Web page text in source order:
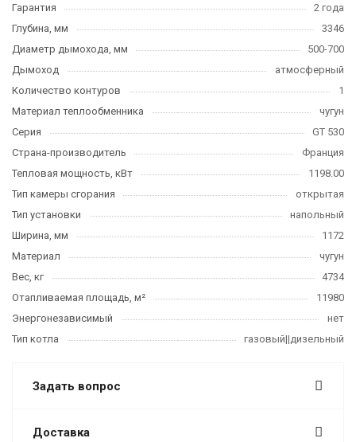
Гарантия
2 года
Глубина, мм
3346
Диаметр дымохода, мм
500-700
Дымоход
атмосферный
Количество контуров
1
Материал теплообменника
чугун
Серия
GT 530
Страна-производитель
Франция
Тепловая мощность, кВт
1198.00
Тип камеры сгорания
открытая
Тип установки
напольный
Ширина, мм
1172
Материал
чугун
Вес, кг
4734
Отапливаемая площадь, м²
11980
Энергонезависимый
нет
Тип котла
газовый||дизельный
Задать вопрос
Доставка